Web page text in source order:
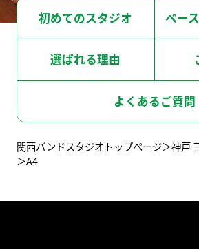
BOT-NAMBA
なんば店
京橋店 堺
兵 庫
神戸三宮店 尼
NEWS＆TOPICS
お問い合わせ
ライブハウス
初めてのスタジオ ベー
選ばれる理由
よくあるご質問
関西バンドスタジオトップページ 神戸
A4